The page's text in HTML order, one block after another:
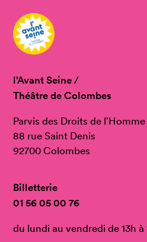
l’Avant Seine /
Théâtre de Colombes
Parvis des Droits de l’Homme
88 rue Saint Denis
92700 Colombes
Billetterie
01 56 05 00 76
du lundi au vendredi de 13h à